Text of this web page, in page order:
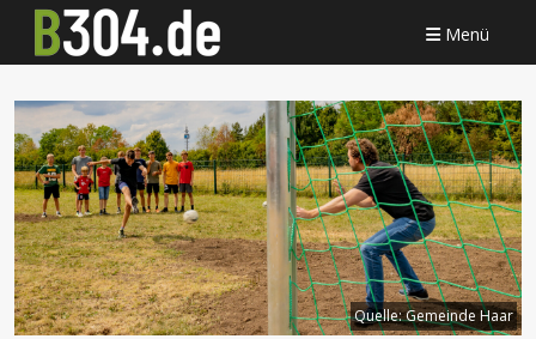
Menü
Quelle:Gemeinde Haar